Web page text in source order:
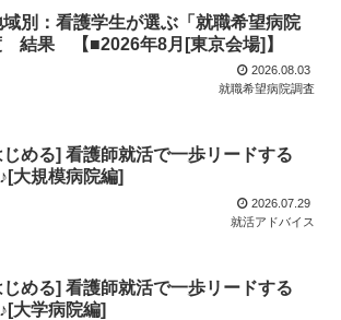
域別：看護学生が選ぶ「就職希望病院
結果 【■2026年8月[東京会場]】
2026.08.03
就職希望病院調査
める] 看護師就活で一歩リードする
大規模病院編]
2026.07.29
就活アドバイス
める] 看護師就活で一歩リードする
大学病院編]